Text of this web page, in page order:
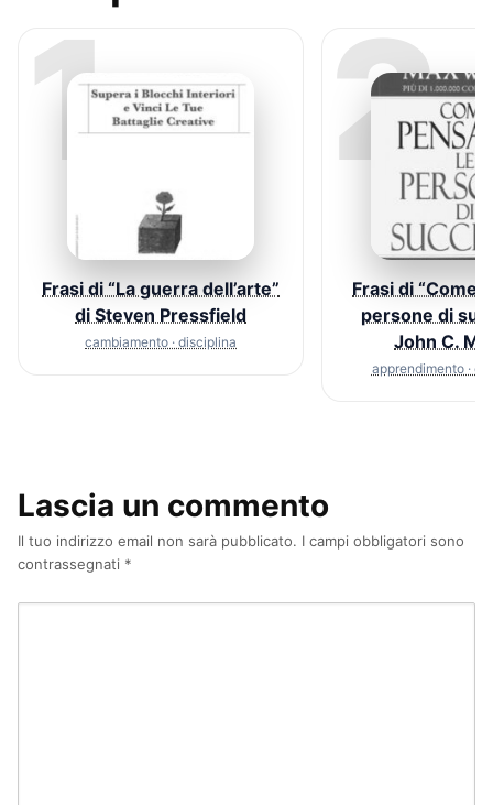
1
Frasi di “La guerra dell’arte”
di Steven Pressfield
cambiamento · disciplina
2
Frasi di “Come
persone di
John C.
apprendimento ·
Lascia un commento
Il tuo indirizzo email non sarà pubblicato. I campi obbligatori sono
contrassegnati *